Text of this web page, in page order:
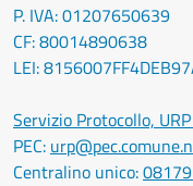
P. IVA: 01207650639
CF: 80014890638
LEI:
Servizio Protocollo,
PEC:
Centralino unico: